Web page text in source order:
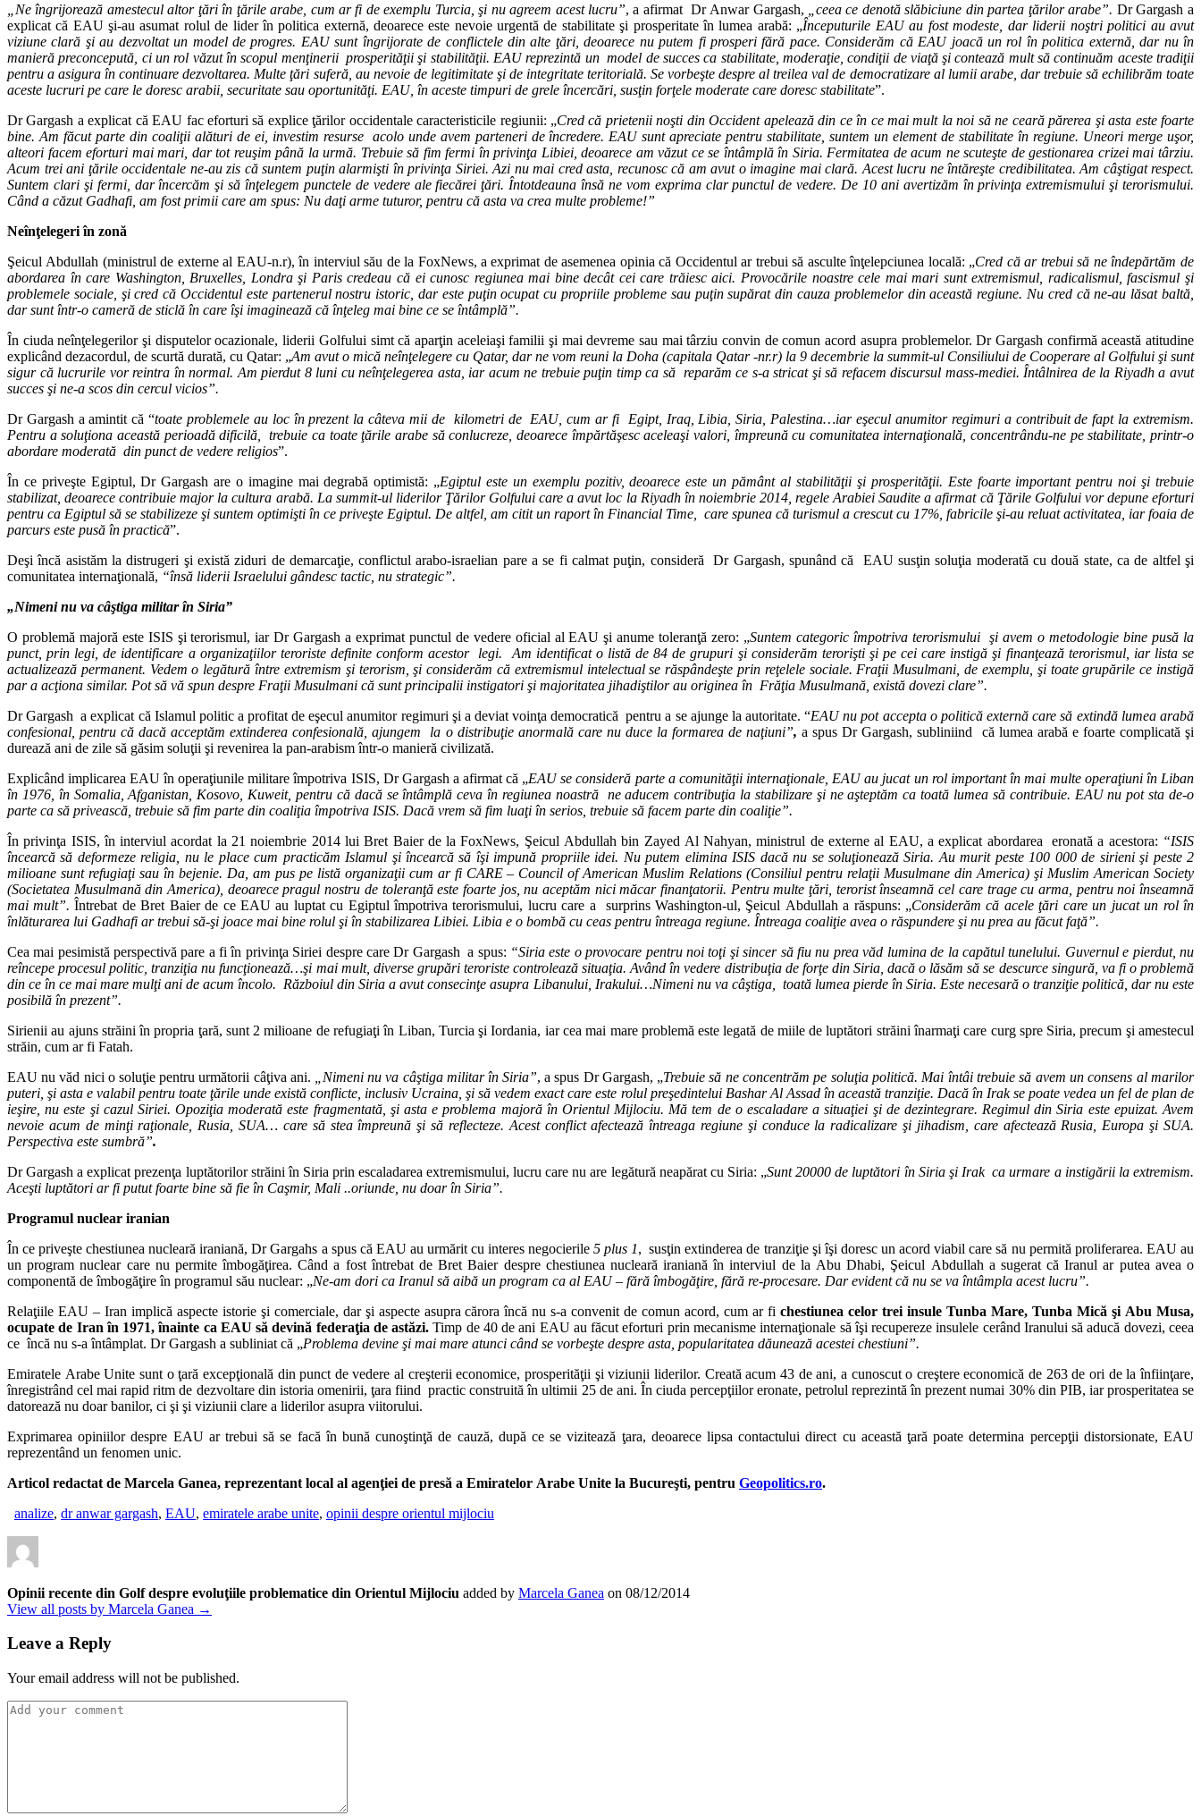
„Ne îngrijorează amestecul altor ţări în ţările arabe, cum ar fi de exemplu Turcia, şi nu agreem acest lucru”, a afirmat Dr Anwar Gargash, „ceea ce denotă slăbiciune din partea ţărilor arabe”. Dr Gargash a
explicat că EAU şi-au asumat rolul de lider în politica externă, deoarece este nevoie urgentă de stabilitate şi prosperitate în lumea arabă: „Începuturile EAU au fost modeste, dar liderii noştri politici au avut
viziune clară şi au dezvoltat un model de progres. EAU sunt îngrijorate de conflictele din alte ţări, deoarece nu putem fi prosperi fără pace. Considerăm că EAU joacă un rol în politica externă, dar nu în
manieră preconcepută, ci un rol văzut în scopul menţinerii prosperităţii şi stabilităţii. EAU reprezintă un model de succes ca stabilitate, moderaţie, condiţii de viaţă şi contează mult să continuăm aceste tradiţii
pentru a asigura în continuare dezvoltarea. Multe ţări suferă, au nevoie de legitimitate şi de integritate teritorială. Se vorbeşte despre al treilea val de democratizare al lumii arabe, dar trebuie să echilibrăm toate
aceste lucruri pe care le doresc arabii, securitate sau oportunităţi. EAU, în aceste timpuri de grele încercări, susţin forţele moderate care doresc stabilitate”.
Dr Gargash a explicat că EAU fac eforturi să explice ţărilor occidentale caracteristicile regiunii: „Cred că prietenii noşti din Occident apelează din ce în ce mai mult la noi să ne ceară părerea şi asta este foarte
bine. Am făcut parte din coaliţii alături de ei, investim resurse acolo unde avem parteneri de încredere. EAU sunt apreciate pentru stabilitate, suntem un element de stabilitate în regiune. Uneori merge uşor,
alteori facem eforturi mai mari, dar tot reuşim până la urmă. Trebuie să fim fermi în privinţa Libiei, deoarece am văzut ce se întâmplă în Siria. Fermitatea de acum ne scuteşte de gestionarea crizei mai târziu.
Acum trei ani ţările occidentale ne-au zis că suntem puţin alarmişti în privinţa Siriei. Azi nu mai cred asta, recunosc că am avut o imagine mai clară. Acest lucru ne întăreşte credibilitatea. Am câştigat respect.
Suntem clari şi fermi, dar încercăm şi să înţelegem punctele de vedere ale fiecărei ţări. Întotdeauna însă ne vom exprima clar punctul de vedere. De 10 ani avertizăm în privinţa extremismului şi terorismului.
Când a căzut Gadhafi, am fost primii care am spus: Nu daţi arme tuturor, pentru că asta va crea multe probleme!”
Neînţelegeri în zonă
Şeicul Abdullah (ministrul de externe al EAU-n.r), în interviul său de la FoxNews, a exprimat de asemenea opinia că Occidentul ar trebui să asculte înţelepciunea locală: „Cred că ar trebui să ne îndepărtăm de
abordarea în care Washington, Bruxelles, Londra şi Paris credeau că ei cunosc regiunea mai bine decât cei care trăiesc aici. Provocările noastre cele mai mari sunt extremismul, radicalismul, fascismul şi
problemele sociale, şi cred că Occidentul este partenerul nostru istoric, dar este puţin ocupat cu propriile probleme sau puţin supărat din cauza problemelor din această regiune. Nu cred că ne-au lăsat baltă,
dar sunt într-o cameră de sticlă în care îşi imaginează că înţeleg mai bine ce se întâmplă”.
În ciuda neînţelegerilor şi disputelor ocazionale, liderii Golfului simt că aparţin aceleiaşi familii şi mai devreme sau mai târziu convin de comun acord asupra problemelor. Dr Gargash confirmă această atitudine
explicând dezacordul, de scurtă durată, cu Qatar: „Am avut o mică neînţelegere cu Qatar, dar ne vom reuni la Doha (capitala Qatar -nr.r) la 9 decembrie la summit-ul Consiliului de Cooperare al Golfului şi sunt
sigur că lucrurile vor reintra în normal. Am pierdut 8 luni cu neînţelegerea asta, iar acum ne trebuie puţin timp ca să reparăm ce s-a stricat şi să refacem discursul mass-mediei. Întâlnirea de la Riyadh a avut
succes şi ne-a scos din cercul vicios”.
Dr Gargash a amintit că “toate problemele au loc în prezent la câteva mii de kilometri de EAU, cum ar fi Egipt, Iraq, Libia, Siria, Palestina…iar eşecul anumitor regimuri a contribuit de fapt la extremism.
Pentru a soluţiona această perioadă dificilă, trebuie ca toate ţările arabe să conlucreze, deoarece împărtăşesc aceleaşi valori, împreună cu comunitatea internaţională, concentrându-ne pe stabilitate, printr-o
abordare moderată din punct de vedere religios”.
În ce priveşte Egiptul, Dr Gargash are o imagine mai degrabă optimistă: „Egiptul este un exemplu pozitiv, deoarece este un pământ al stabilităţii şi prosperităţii. Este foarte important pentru noi şi trebuie
stabilizat, deoarece contribuie major la cultura arabă. La summit-ul liderilor Ţărilor Golfului care a avut loc la Riyadh în noiembrie 2014, regele Arabiei Saudite a afirmat că Ţările Golfului vor depune eforturi
pentru ca Egiptul să se stabilizeze şi suntem optimişti în ce priveşte Egiptul. De altfel, am citit un raport în Financial Time, care spunea că turismul a crescut cu 17%, fabricile şi-au reluat activitatea, iar foaia de
parcurs este pusă în practică”.
Deşi încă asistăm la distrugeri şi există ziduri de demarcaţie, conflictul arabo-israelian pare a se fi calmat puţin, consideră Dr Gargash, spunând că EAU susţin soluţia moderată cu două state, ca de altfel şi
comunitatea internaţională, “însă liderii Israelului gândesc tactic, nu strategic”.
„Nimeni nu va câştiga militar în Siria”
O problemă majoră este ISIS şi terorismul, iar Dr Gargash a exprimat punctul de vedere oficial al EAU şi anume toleranţă zero: „Suntem categoric împotriva terorismului şi avem o metodologie bine pusă la
punct, prin legi, de identificare a organizaţiilor teroriste definite conform acestor legi. Am identificat o listă de 84 de grupuri şi considerăm terorişti şi pe cei care instigă şi finanţează terorismul, iar lista se
actualizează permanent. Vedem o legătură între extremism şi terorism, şi considerăm că extremismul intelectual se răspândeşte prin reţelele sociale. Fraţii Musulmani, de exemplu, şi toate grupările ce instigă
par a acţiona similar. Pot să vă spun despre Fraţii Musulmani că sunt principalii instigatori şi majoritatea jihadiştilor au originea în Frăţia Musulmană, există dovezi clare”.
Dr Gargash a explicat că Islamul politic a profitat de eşecul anumitor regimuri şi a deviat voinţa democratică pentru a se ajunge la autoritate. “EAU nu pot accepta o politică externă care să extindă lumea arabă
confesional, pentru că dacă acceptăm extinderea confesională, ajungem la o distribuţie anormală care nu duce la formarea de naţiuni”, a spus Dr Gargash, subliniind că lumea arabă e foarte complicată şi
durează ani de zile să găsim soluţii şi revenirea la pan-arabism într-o manieră civilizată.
Explicând implicarea EAU în operaţiunile militare împotriva ISIS, Dr Gargash a afirmat că „EAU se consideră parte a comunităţii internaţionale, EAU au jucat un rol important în mai multe operaţiuni în Liban
în 1976, în Somalia, Afganistan, Kosovo, Kuweit, pentru că dacă se întâmplă ceva în regiunea noastră ne aducem contribuţia la stabilizare şi ne aşteptăm ca toată lumea să contribuie. EAU nu pot sta de-o
parte ca să privească, trebuie să fim parte din coaliţia împotriva ISIS. Dacă vrem să fim luaţi în serios, trebuie să facem parte din coaliţie”.
În privinţa ISIS, în interviul acordat la 21 noiembrie 2014 lui Bret Baier de la FoxNews, Şeicul Abdullah bin Zayed Al Nahyan, ministrul de externe al EAU, a explicat abordarea eronată a acestora: “ISIS
încearcă să deformeze religia, nu le place cum practicăm Islamul şi încearcă să îşi impună propriile idei. Nu putem elimina ISIS dacă nu se soluţionează Siria. Au murit peste 100 000 de sirieni şi peste 2
milioane sunt refugiaţi sau în bejenie. Da, am pus pe listă organizaţii cum ar fi CARE – Council of American Muslim Relations (Consiliul pentru relaţii Musulmane din America) şi Muslim American Society
(Societatea Musulmană din America), deoarece pragul nostru de toleranţă este foarte jos, nu aceptăm nici măcar finanţatorii. Pentru multe ţări, terorist înseamnă cel care trage cu arma, pentru noi înseamnă
mai mult”. Întrebat de Bret Baier de ce EAU au luptat cu Egiptul împotriva terorismului, lucru care a surprins Washington-ul, Şeicul Abdullah a răspuns: „Considerăm că acele ţări care un jucat un rol în
înlăturarea lui Gadhafi ar trebui să-şi joace mai bine rolul şi în stabilizarea Libiei. Libia e o bombă cu ceas pentru întreaga regiune. Întreaga coaliţie avea o răspundere şi nu prea au făcut faţă”.
Cea mai pesimistă perspectivă pare a fi în privinţa Siriei despre care Dr Gargash a spus: “Siria este o provocare pentru noi toţi şi sincer să fiu nu prea văd lumina de la capătul tunelului. Guvernul e pierdut, nu
reîncepe procesul politic, tranziţia nu funcţionează…şi mai mult, diverse grupări teroriste controlează situaţia. Având în vedere distribuţia de forţe din Siria, dacă o lăsăm să se descurce singură, va fi o problemă
din ce în ce mai mare mulţi ani de acum încolo. Războiul din Siria a avut consecinţe asupra Libanului, Irakului…Nimeni nu va câştiga, toată lumea pierde în Siria. Este necesară o tranziţie politică, dar nu este
posibilă în prezent”.
Sirienii au ajuns străini în propria ţară, sunt 2 milioane de refugiaţi în Liban, Turcia şi Iordania, iar cea mai mare problemă este legată de miile de luptători străini înarmaţi care curg spre Siria, precum şi amestecul
străin, cum ar fi Fatah.
EAU nu văd nici o soluţie pentru următorii câţiva ani.
„Nimeni nu va câştiga militar în Siria”, a spus Dr Gargash, „Trebuie să ne concentrăm pe soluţia politică. Mai întâi trebuie să avem un consens al marilor
puteri, şi asta e valabil pentru toate ţările unde există conflicte, inclusiv Ucraina, şi să vedem exact care este rolul preşedintelui Bashar Al Assad în această tranziţie. Dacă în Irak se poate vedea un fel de plan de
ieşire, nu este şi cazul Siriei. Opoziţia moderată este fragmentată, şi asta e problema majoră în Orientul Mijlociu. Mă tem de o escaladare a situaţiei şi de dezintegrare. Regimul din Siria este epuizat. Avem
nevoie acum de minţi raţionale, Rusia, SUA… care să stea împreună şi să reflecteze. Acest conflict afectează întreaga regiune şi conduce la radicalizare şi jihadism, care afectează Rusia, Europa şi SUA.
Perspectiva este sumbră”.
Dr Gargash a explicat prezenţa luptătorilor străini în Siria prin escaladarea extremismului, lucru care nu are legătură neapărat cu Siria: „Sunt 20000 de luptători în Siria şi Irak ca urmare a instigării la extremism.
Aceşti luptători ar fi putut foarte bine să fie în Caşmir, Mali ..oriunde, nu doar în Siria”.
Programul nuclear iranian
În ce priveşte chestiunea nucleară iraniană, Dr Gargahs a spus că EAU au urmărit cu interes negocierile 5 plus 1, susţin extinderea de tranziţie şi îşi doresc un acord viabil care să nu permită proliferarea. EAU au
un program nuclear care nu permite îmbogăţirea. Când a fost întrebat de Bret Baier despre chestiunea nucleară iraniană în interviul de la Abu Dhabi, Şeicul Abdullah a sugerat că Iranul ar putea avea o
componentă de îmbogăţire în programul său nuclear: „Ne-am dori ca Iranul să aibă un program ca al EAU – fără îmbogăţire, fără re-procesare. Dar evident că nu se va întâmpla acest lucru”.
Relaţiile EAU – Iran implică aspecte istorie şi comerciale, dar şi aspecte asupra cărora încă nu s-a convenit de comun acord, cum ar fi chestiunea celor trei insule Tunba Mare, Tunba Mică şi Abu Musa,
ocupate de Iran în 1971, înainte ca EAU să devină federaţia de astăzi. Timp de 40 de ani EAU au făcut eforturi prin mecanisme internaţionale să îşi recupereze insulele cerând Iranului să aducă dovezi, ceea
ce încă nu s-a întâmplat. Dr Gargash a subliniat că „Problema devine şi mai mare atunci când se vorbeşte despre asta, popularitatea dăunează acestei chestiuni”.
Emiratele Arabe Unite sunt o ţară excepţională din punct de vedere al creşterii economice, prosperităţii şi viziunii liderilor. Creată acum 43 de ani, a cunoscut o creştere economică de 263 de ori de la înfiinţare,
înregistrând cel mai rapid ritm de dezvoltare din istoria omenirii, ţara fiind practic construită în ultimii 25 de ani. În ciuda percepţiilor eronate, petrolul reprezintă în prezent numai 30% din PIB, iar prosperitatea se
datorează nu doar banilor, ci şi şi viziunii clare a liderilor asupra viitorului.
Exprimarea opiniilor despre EAU ar trebui să se facă în bună cunoştinţă de cauză, după ce se vizitează ţara, deoarece lipsa contactului direct cu această ţară poate determina percepţii distorsionate, EAU
reprezentând un fenomen unic.
Articol redactat de Marcela Ganea, reprezentant local al agenţiei de presă a Emiratelor Arabe Unite la Bucureşti, pentru Geopolitics.ro.
analize, dr anwar gargash, EAU, emiratele arabe unite, opinii despre orientul mijlociu
Opinii recente din Golf despre evoluţiile problematice din Orientul Mijlociu added by Marcela Ganea on 08/12/2014
View all posts by Marcela Ganea →
Leave a Reply
Your email address will not be published.